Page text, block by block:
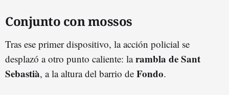
Conjunto con mossos
Tras ese primer dispositivo, la acción policial se
desplazó a otro punto caliente: larambla de Sant
Sebastià, a la altura del barrio de Fondo.